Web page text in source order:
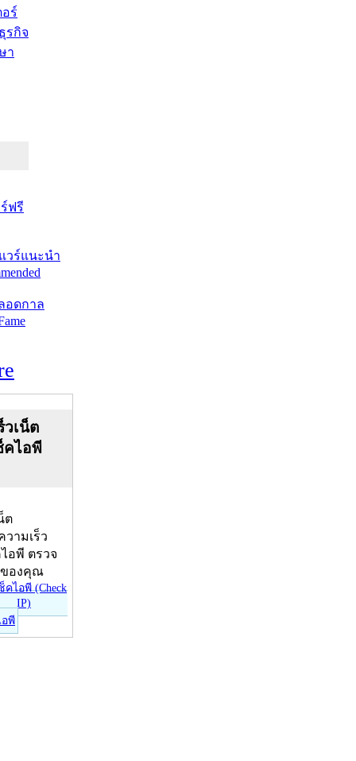
อร์
รกิจ
า
ฟรี
วร์แนะนำ
อดกาล
วเน็ต
คไอพี
ต
วามเร็ว
อพี ตรวจ
ของคุณ
อพี